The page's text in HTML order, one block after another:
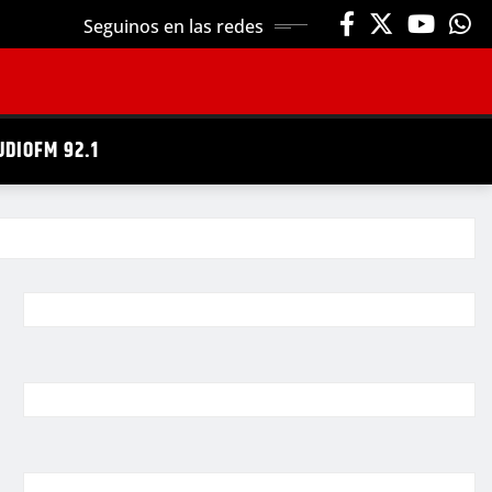
Seguinos en las redes
92.1